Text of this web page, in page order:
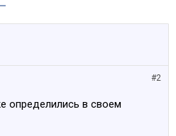
#2
определились в своем